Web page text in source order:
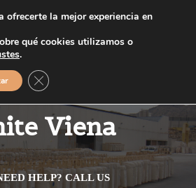
MENÚ
Viena
HELP? CALL US
ofrecerte la mejor experiencia en
qué cookies utilizamos o
.
Cerrar el banner de cookies RGPD